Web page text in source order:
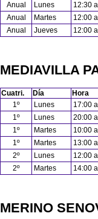
Anual
Lunes
12:30
Anual
Martes
12:00
Anual
Jueves 12:00
MEDIAVILLA
Cuatri. Día
Hora
1º
Lunes
17:00
1º
Lunes
20:00
1º
Martes
10:00
1º
Martes
13:00
2º
Lunes
12:00
2º
Martes 14:00
MERINO